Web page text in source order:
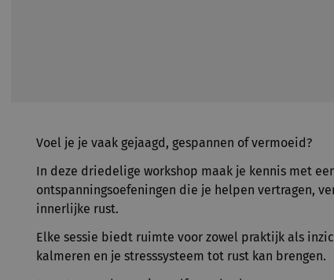
Voel je je vaak gejaagd, gespannen of vermoeid?
In deze driedelige workshop maak je kennis met
ontspanningsoefeningen die je helpen vertragen,
innerlijke rust.
Elke sessie biedt ruimte voor zowel praktijk als
kalmeren en je stresssysteem tot rust kan brengen.